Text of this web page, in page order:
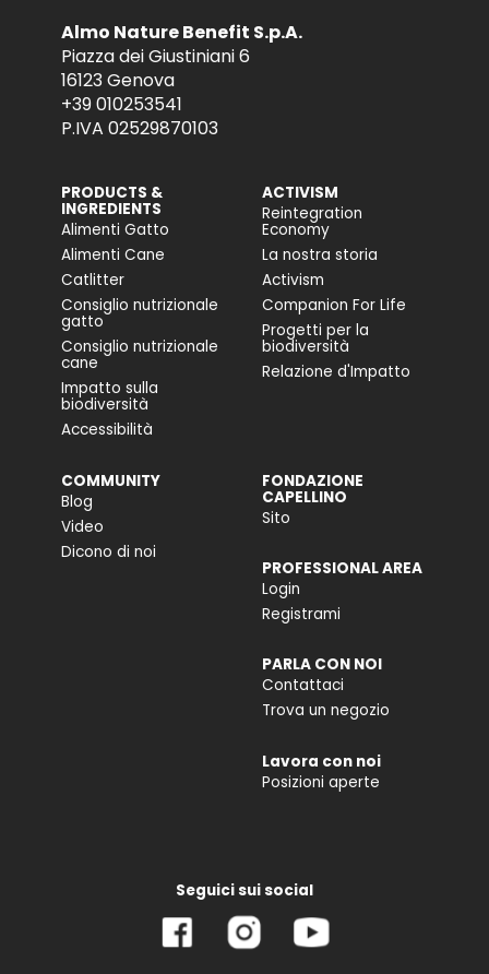
Almo Nature Benefit S.p.A.
Piazza dei Giustiniani 6
16123 Genova
+39 010253541
P.IVA 02529870103
PRODUCTS &
INGREDIENTS
Alimenti Gatto
Alimenti Cane
Catlitter
Consiglio nutrizionale
gatto
Consiglio nutrizionale
cane
Impatto sulla
biodiversità
Accessibilità
ACTIVISM
Reintegration
Economy
La nostra storia
Activism
Companion For Life
Progetti per la
biodiversità
Relazione d'Impatto
COMMUNITY
Blog
Video
Dicono di noi
FONDAZIONE
CAPELLINO
Sito
PROFESSIONAL AREA
Login
Registrami
PARLA CON NOI
Contattaci
Trova un negozio
Lavora con noi
Posizioni aperte
Seguici sui social